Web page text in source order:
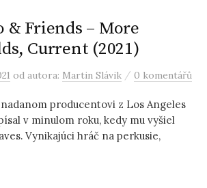
& Friends – More
Current (2021)
od autora: Martin Slávik / 0 komentářů
producentovi z Los Angeles
v minulom roku, kedy mu vyšiel
Vynikajúci hráč na perkusie,